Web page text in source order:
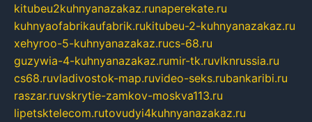
kitubeu2kuhnyanazakaz.runaperekate.ru
kuhnyaofabrikaufabrik.rukitubeu-2-kuhnyanazakaz.ru
xehyroo-5-kuhnyanazakaz.rucs-68.ru
guzywia-4-kuhnyanazakaz.rumir-tk.ruvlknrussia.ru
cs68.ruvladivostok-map.ruvideo-seks.rubankaribi.ru
raszar.ruvskrytie-zamkov-moskva113.ru
lipetsktelecom.rutovudyi4kuhnyanazakaz.ru